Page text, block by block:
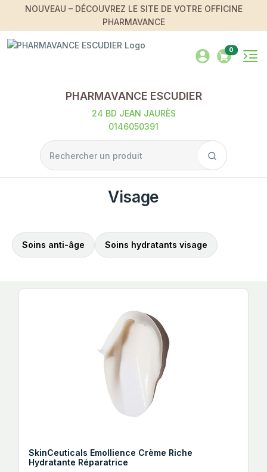
NOUVEAU – DÉCOUVREZ LE SITE DE VOTRE OFFICINE
PHARMAVANCE
0
PHARMAVANCE ESCUDIER
24 BD JEAN JAURÈS
0146050391
Visage
Soins anti-âge Soins hydratants visage
SkinCeuticals Emollience Crème Riche
Hydratante Réparatrice